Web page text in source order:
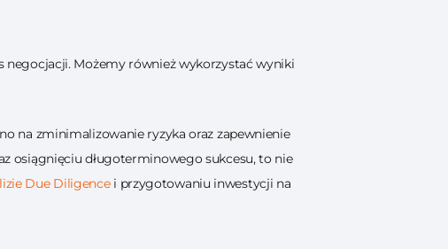
negocjacji. Możemy również wykorzystać wyniki
na zminimalizowanie ryzyka oraz zapewnienie
osiągnięciu długoterminowego sukcesu, to nie
Due Diligencei przygotowaniu inwestycji na